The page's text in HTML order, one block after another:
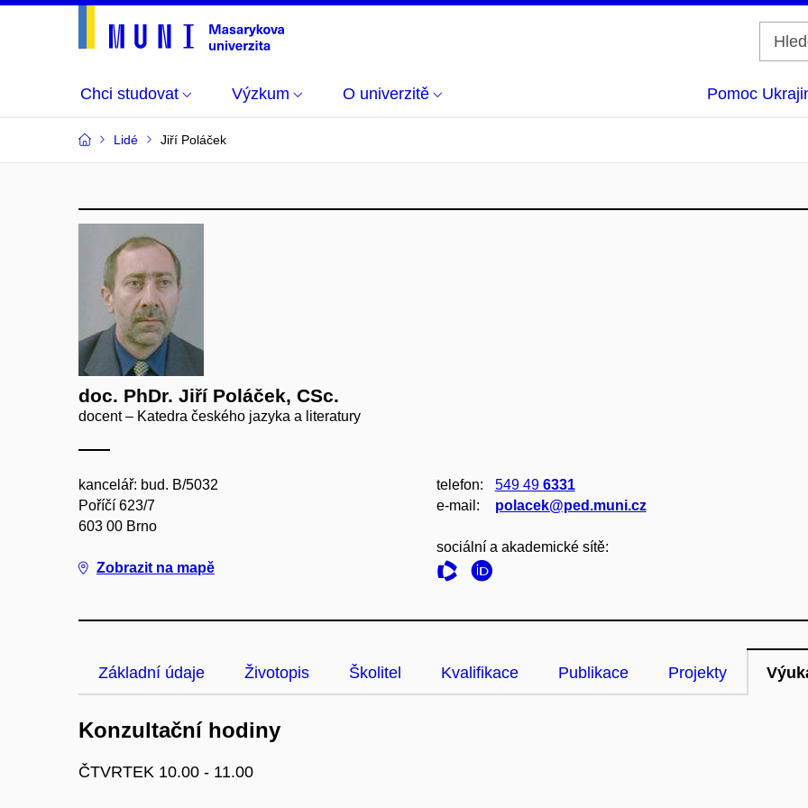
Chci studovat Výzkum O univerzitě Pomoc
Lidé Jiří Poláček
doc. PhDr. Jiří Poláček, CSc.
docent – Katedra českého jazyka a literatury
kancelář: bud. B/5032
Poříčí 623/7
603 00 Brno
Zobrazit na mapě
telefon: 549 49 6331
e‑mail:
polacek@ped.muni.cz
sociální a akademické sítě:
Základní údaje Životopis Školitel Kvalifikace Publikace Projekty
Konzultační hodiny
ČTVRTEK 10.00 - 11.00